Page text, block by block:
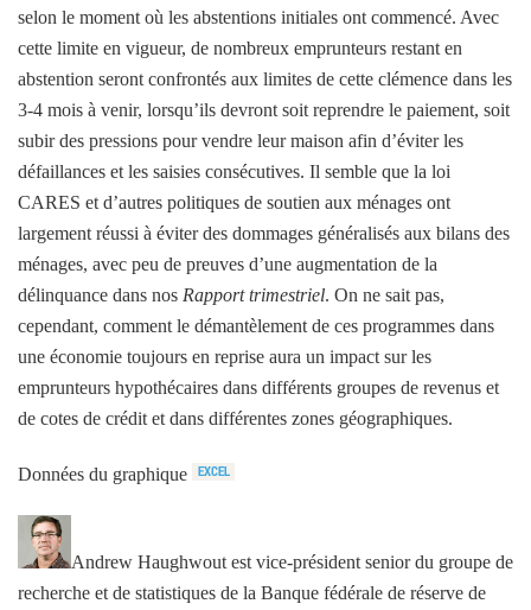
selon le moment où les abstentions initiales ont commencé. Avec
cette limite en vigueur, de nombreux emprunteurs restant en
abstention seront confrontés aux limites de cette clémence dans les
3-4 mois à venir, lorsqu’ils devront soit reprendre le paiement, soit
subir des pressions pour vendre leur maison afin d’éviter les
défaillances et les saisies consécutives. Il semble que la loi
CARES et d’autres politiques de soutien aux ménages ont
largement réussi à éviter des dommages généralisés aux bilans des
ménages, avec peu de preuves d’une augmentation de la
délinquance dans nos Rapport trimestriel. On ne sait pas,
cependant, comment le démantèlement de ces programmes dans
une économie toujours en reprise aura un impact sur les
emprunteurs hypothécaires dans différents groupes de revenus et
de cotes de crédit et dans différentes zones géographiques.
Données du graphique
Andrew Haughwout est vice-président senior du groupe de
recherche et de statistiques de la Banque fédérale de réserve de